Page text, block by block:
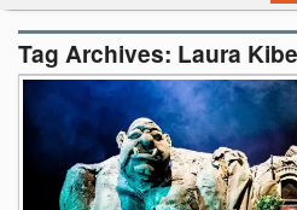
Contatti
dT in English
Tag Archives: Laura